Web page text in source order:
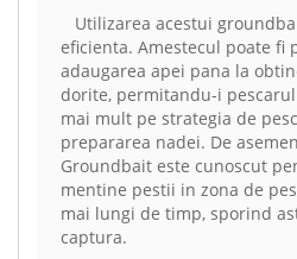
Utilizarea acestui
eficienta. Amestecul poate fi
adaugarea apei pana la
dorite, permitandu-i
mai mult pe strategia de
prepararea nadei. De
Groundbait este cunoscut
mentine pestii in zona de
mai lungi de timp, sporind
captura.